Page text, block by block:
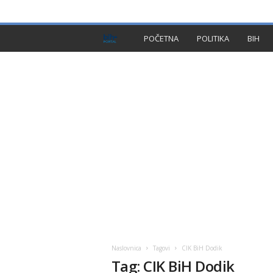
POČETNA POLITIKA BIH
Naslovnica Tagovi CIK BiH Dodik
Tag: CIK BiH Dodik